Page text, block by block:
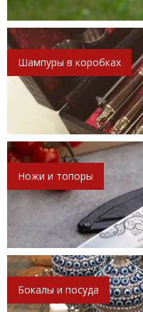
Шампуры в коробках
Ножи и топоры
Бокалы и посуда